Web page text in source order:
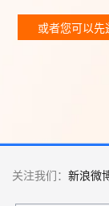
或者您可以